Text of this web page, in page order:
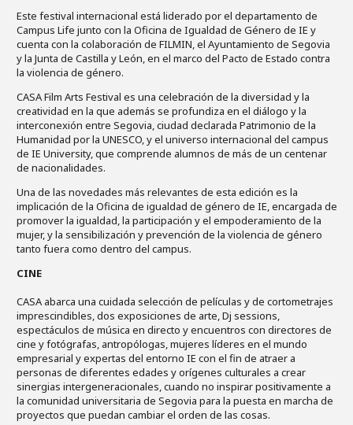
Este festival internacional está liderado por el departamento de
Campus Life junto con la Oficina de Igualdad de Género de IE y
cuenta con la colaboración de FILMIN, el Ayuntamiento de Segovia
y la Junta de Castilla y León, en el marco del Pacto de Estado contra
la violencia de género.
CASA Film Arts Festival es una celebración de la diversidad y la
creatividad en la que además se profundiza en el diálogo y la
interconexión entre Segovia, ciudad declarada Patrimonio de la
Humanidad por la UNESCO, y el universo internacional del campus
de IE University, que comprende alumnos de más de un centenar
de nacionalidades.
Una de las novedades más relevantes de esta edición es la
implicación de la Oficina de igualdad de género de IE, encargada de
promover la igualdad, la participación y el empoderamiento de la
mujer, y la sensibilización y prevención de la violencia de género
tanto fuera como dentro del campus.
CINE
CASA abarca una cuidada selección de películas y de cortometrajes
imprescindibles, dos exposiciones de arte, Dj sessions,
espectáculos de música en directo y encuentros con directores de
cine y fotógrafas, antropólogas, mujeres líderes en el mundo
empresarial y expertas del entorno IE con el fin de atraer a
personas de diferentes edades y orígenes culturales a crear
sinergias intergeneracionales, cuando no inspirar positivamente a
la comunidad universitaria de Segovia para la puesta en marcha de
proyectos que puedan cambiar el orden de las cosas.